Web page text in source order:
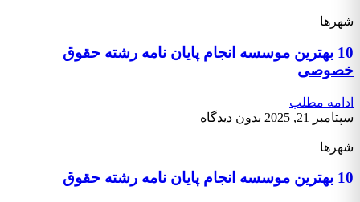
شهرها
10 بهترین موسسه انجام پایان نامه رشته حقوق
خصوصی
ادامه مطلب
سپتامبر 21, 2025
بدون دیدگاه
شهرها
10 بهترین موسسه انجام پایان نامه رشته حقوق